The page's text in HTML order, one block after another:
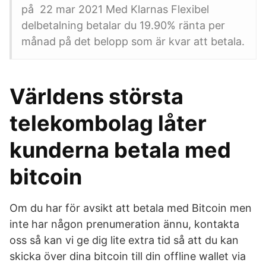
på 22 mar 2021 Med Klarnas Flexibel
delbetalning betalar du 19.90% ränta per
månad på det belopp som är kvar att betala.
Världens största
telekombolag låter
kunderna betala med
bitcoin
Om du har för avsikt att betala med Bitcoin men
inte har någon prenumeration ännu, kontakta
oss så kan vi ge dig lite extra tid så att du kan
skicka över dina bitcoin till din offline wallet via